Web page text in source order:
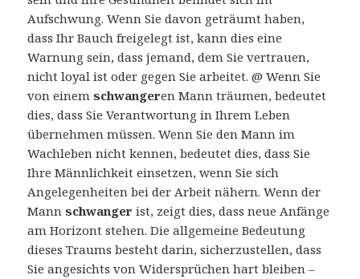
Aufschwung. Wenn Sie davon geträumt haben,
dass Ihr Bauch freigelegt ist, kann dies eine
Warnung sein, dass jemand, dem Sie vertrauen,
nicht loyal ist oder gegen Sie arbeitet. @ Wenn Sie
von einemschwangeren Mann träumen, bedeutet
dies, dass Sie Verantwortung in Ihrem Leben
übernehmen müssen. Wenn Sie den Mann im
Wachleben nicht kennen, bedeutet dies, dass Sie
Ihre Männlichkeit einsetzen, wenn Sie sich
Angelegenheiten bei der Arbeit nähern. Wenn der
Mannschwanger ist, zeigt dies, dass neue Anfänge
am Horizont stehen. Die allgemeine Bedeutung
dieses Traums besteht darin, sicherzustellen, dass
Sie angesichts von Widersprüchen hart bleiben –